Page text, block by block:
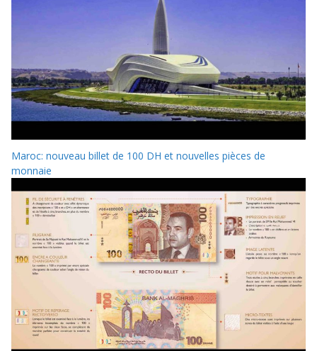
Maroc: nouveau billet de 100 DH et nouvelles pièces de
monnaie